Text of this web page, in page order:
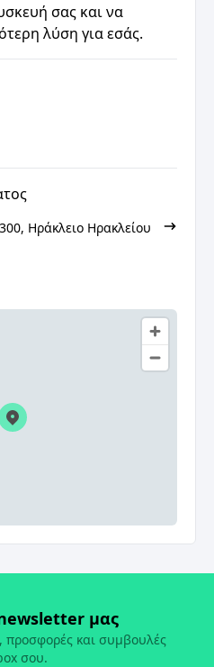
σας και να
λύση για εσάς.
Ηράκλειο Ηρακλείου
μας
προσφορές και συμβουλές
σου.